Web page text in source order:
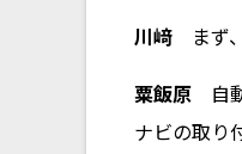
川﨑 まず
粟飯原 自
ナビの取り